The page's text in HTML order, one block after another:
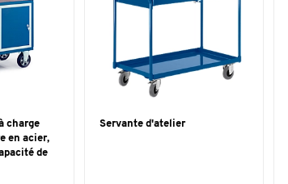
charge
en acier,
de
Servante d'atelier